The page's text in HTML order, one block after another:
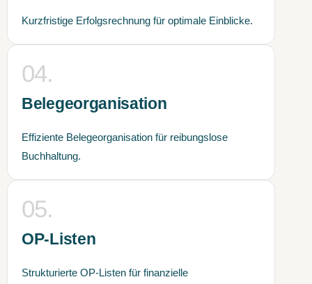
Kurzfristige Erfolgsrechnung für optimale Einblicke.
04.
Belegeorganisation
Effiziente Belegeorganisation für reibungslose
Buchhaltung.
05.
OP-Listen
Strukturierte OP-Listen für finanzielle